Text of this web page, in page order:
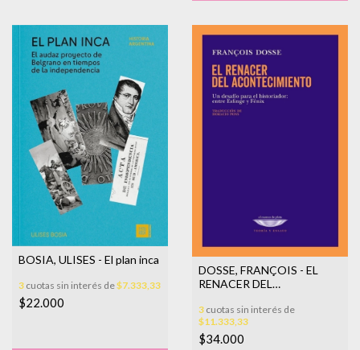
BOSIA, ULISES - El plan inca
3 cuotas sin interés de$7.333,33
$22.000
DOSSE, FRANÇOIS - EL
RENACER DEL
3 cuotas sin interés de
$11.333,33
$34.000